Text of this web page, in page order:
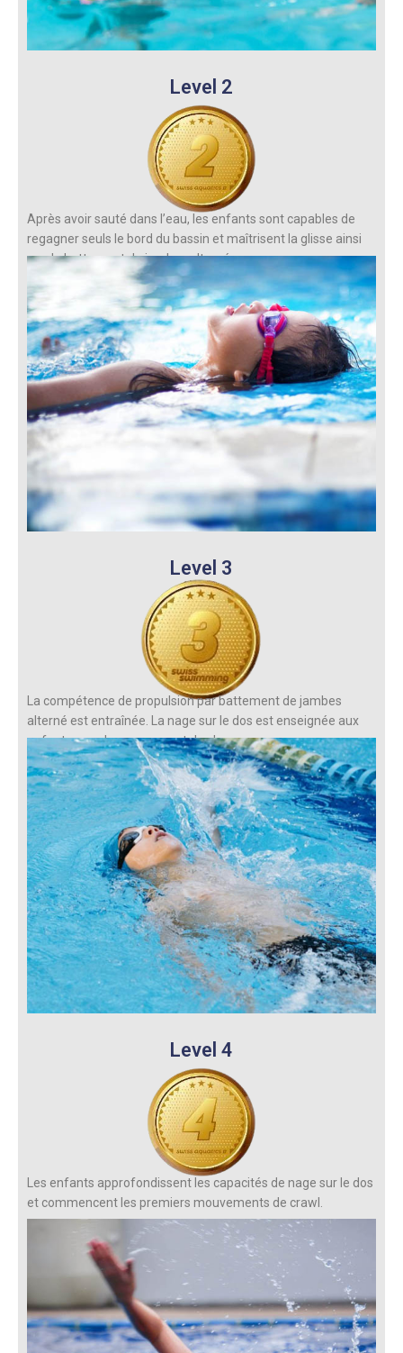
Level 2
Après avoir sauté dans l’eau, les enfants sont capables de
regagner seuls le bord du bassin et maîtrisent la glisse ainsi
que le battement de jambes alterné.
Level 3
La compétence de propulsion par battement de jambes
alterné est entraînée. La nage sur le dos est enseignée aux
enfants avec le mouvement des bras.
Level 4
Les enfants approfondissent les capacités de nage sur le dos
et commencent les premiers mouvements de crawl.